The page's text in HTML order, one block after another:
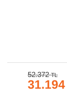
52.372TL
31.194